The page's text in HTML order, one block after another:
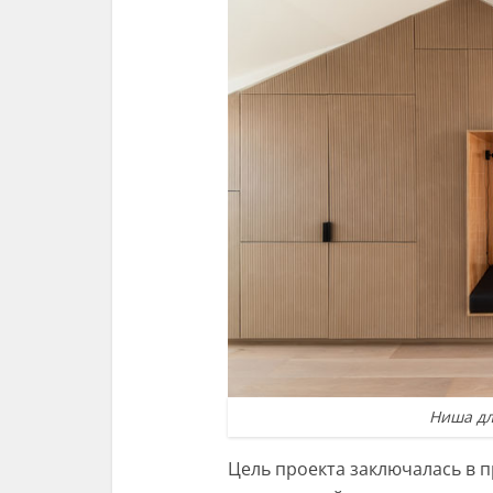
Ниша
Цель проекта заключалась в